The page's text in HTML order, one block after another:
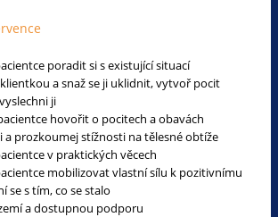
poradit si s existující situací
a snaž se ji uklidnit, vytvoř pocit
ji
hovořit o pocitech a obavách
a prozkoumej stížnosti na tělesné obtíže
v praktických věcech
mobilizovat vlastní sílu k pozitivnímu
se s tím, co se stalo
a dostupnou podporu